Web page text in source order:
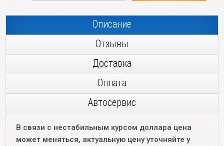
Описание
Отзывы
Доставка
Оплата
Автосервис
В связи с нестабильным курсом доллара цена
может меняться, актуальную цену уточняйте у